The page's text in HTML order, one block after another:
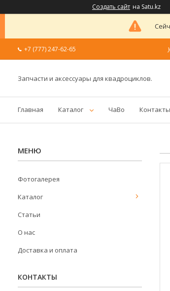
Создать сайт на Satu.kz
+7 (777) 247-62-65
Запчасти и аксессуары для квадроциклов.
Главная Каталог ЧаВо Контакты
Фотогалерея
Каталог
Статьи
О нас
Доставка и оплата
КОНТАКТЫ